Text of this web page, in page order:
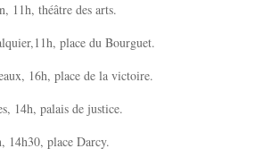
11h, théâtre des arts.
place du Bourguet.
16h, place de la victoire.
14h, palais de justice.
14h30, place Darcy.